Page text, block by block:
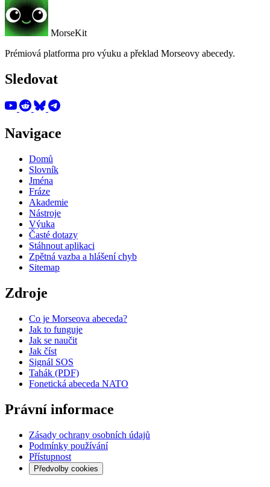
MorseKit
Prémiová platforma pro výuku a překlad Morseovy abecedy.
Sledovat
Navigace
Domů
Slovník
Jména
Fráze
Akademie
Nástroje
Výuka
Časté dotazy
Stáhnout aplikaci
Zpětná vazba a hlášení chyb
Sitemap
Zdroje
Co je Morseova abeceda?
Jak to funguje
Jak se naučit
Jak číst
Signál SOS
Tahák (PDF)
Fonetická abeceda NATO
Právní informace
Zásady ochrany osobních údajů
Podmínky používání
Přístupnost
Předvolby cookies